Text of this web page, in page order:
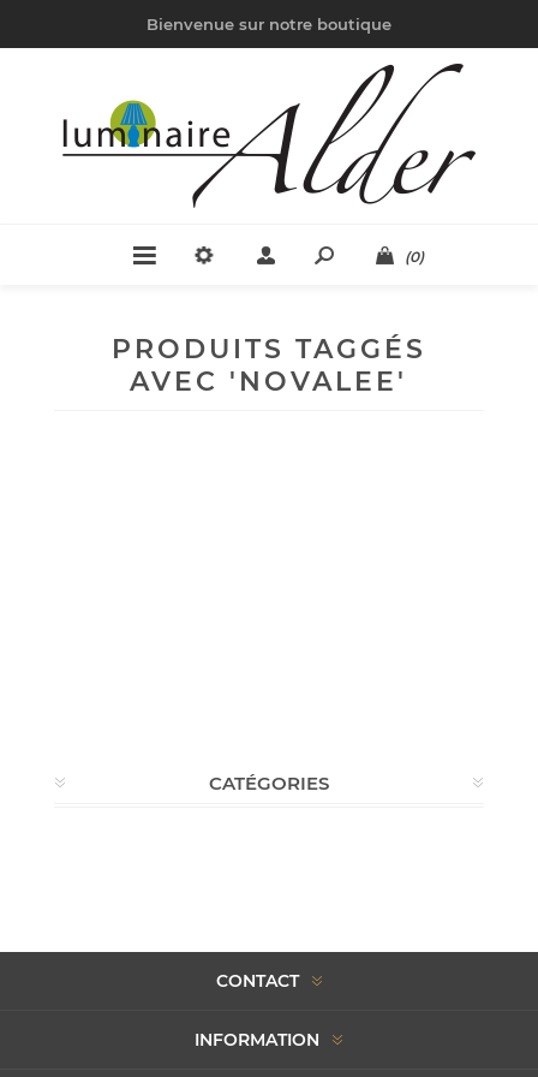
Bienvenue sur notre boutique
(0)
PRODUITS TAGGÉS
AVEC 'NOVALEE'
CATÉGORIES
CONTACT
INFORMATION